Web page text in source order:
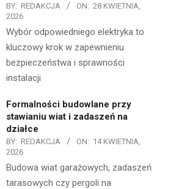
BY: REDAKCJA ON: 28 KWIETNIA,
2026
Wybór odpowiedniego elektryka to
kluczowy krok w zapewnieniu
bezpieczeństwa i sprawności
instalacji
Formalności budowlane przy
stawianiu wiat i zadaszeń na
działce
BY: REDAKCJA ON: 14 KWIETNIA,
2026
Budowa wiat garażowych, zadaszeń
tarasowych czy pergoli na